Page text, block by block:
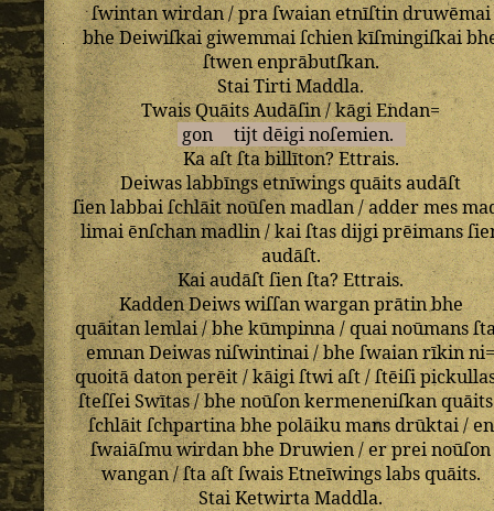
ſwintanwirdan/praſwaianetnīſtindruwēmai
bheDeiwiſkai giwemmai ſchien kīſmingiſkai
ſtwenenprābutſkan.
StaiTirtiMaddla.
TwaisQuāitsAudāſin/kāgiEndan=
gon
tijt dēigi noſemien.
Kaaſtſtabillīton?Ettrais.
Deiwas labbīngsetnīwingsquāitsaudāſt
ſienlabbaiſchlāitnoūſenmadlan/addermes
limaiēnſchanmadlin/kai ſtasdijgiprēimans
audāſt.
Kaiaudāſtſienſta?Ettrais.
KaddenDeiwswiſſanwarganprātinbhe
quāitanlemlai/bhekūmpinna/quainoūmans
emnanDeiwasniſwintinai/bhe ſwaian rīkin
quoitādatonperēit/kāigi ſtwiaſt/ſtēiſi
ſteſſeiSwītas/bhenoūſonkermeneniſkanquāits
ſchlāitſchpartinabhepolāikumansdrūktai/en
ſwaiāſmuwirdan bheDruwien/erprei noūſon
wangan/ſtaaſtſwaisEtneīwingslabs quāits.
StaiKetwirta Maddla.